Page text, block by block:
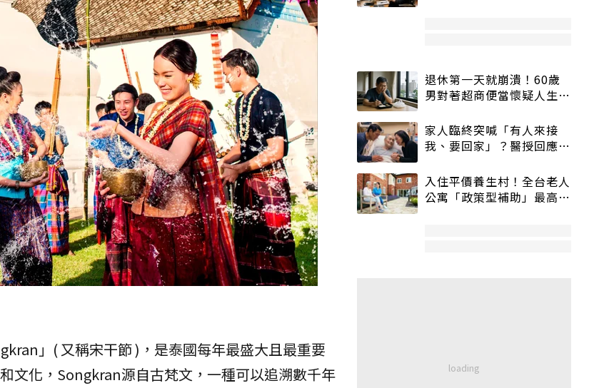
」( 又稱宋干節 )，是泰國每年最盛大且最重要
文化，Songkran源自古梵文，一種可以追溯數千年
退休第一天就崩潰！60歲
男對著超商便當懷疑人生
家人臨終突喊「有人來接
我、要回家」？醫授回應方
入住平價養生村！全台老人
公寓「政策型補助」最高打